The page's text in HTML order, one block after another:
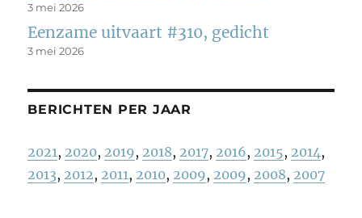
3 mei 2026
Eenzame uitvaart #310, gedicht
3 mei 2026
BERICHTEN PER JAAR
2021, 2020, 2019, 2018, 2017, 2016, 2015, 2014,
2013, 2012, 2011, 2010, 2009, 2009, 2008, 2007